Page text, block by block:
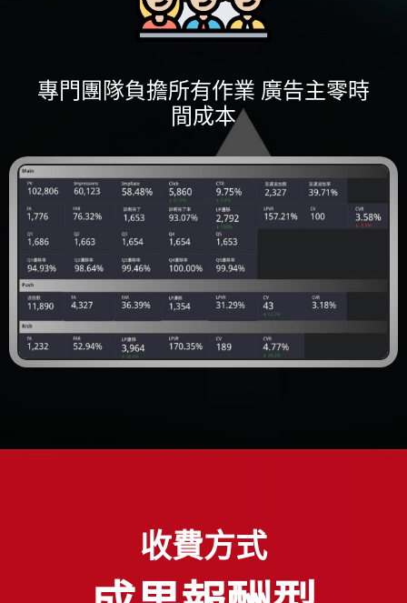
專⾨團隊負擔所有作業 廣告主零時
間成本
收費⽅式